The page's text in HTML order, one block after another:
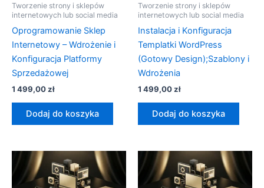
Tworzenie strony i sklepów
internetowych lub social media
Oprogramowanie Sklep
Internetowy – Wdrożenie i
Konfiguracja Platformy
Sprzedażowej
1 499,00zł
Dodaj do koszyka
Tworzenie strony i sklepów
internetowych lub social media
Instalacja i Konfiguracja
Templatki WordPress
(Gotowy Design);Szablony i
Wdrożenia
1 499,00zł
Dodaj do koszyka